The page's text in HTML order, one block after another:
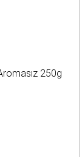
250g